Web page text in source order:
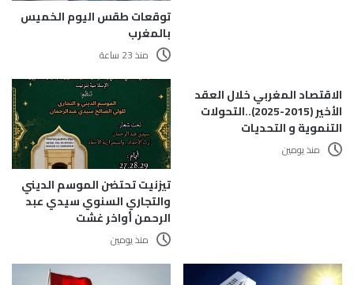
توقعات طقس اليوم الخميس
بالمغرب
منذ 23 ساعة
الاقتصاد المغربي خلال العقد
الأخير (2015-2025)..التحولات
التنموية و التحديات
منذ يومين
تيزنيت تحتضن الموسم الديني
والتجاري السنوي سيدي عبد
الرحمن أواخر غشت
منذ يومين